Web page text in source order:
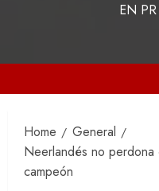
EN
Home
General
Neerlandés no
campeón